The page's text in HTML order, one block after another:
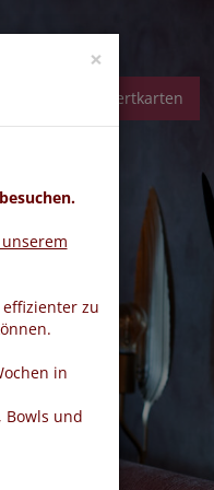
Geldwertkarten
×
zu
in
Bowls und